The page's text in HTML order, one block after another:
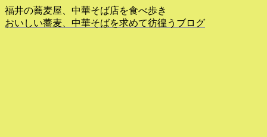
福井の蕎麦屋、中華そば店を食べ歩き
おいしい蕎麦、中華そばを求めて彷徨うブログ